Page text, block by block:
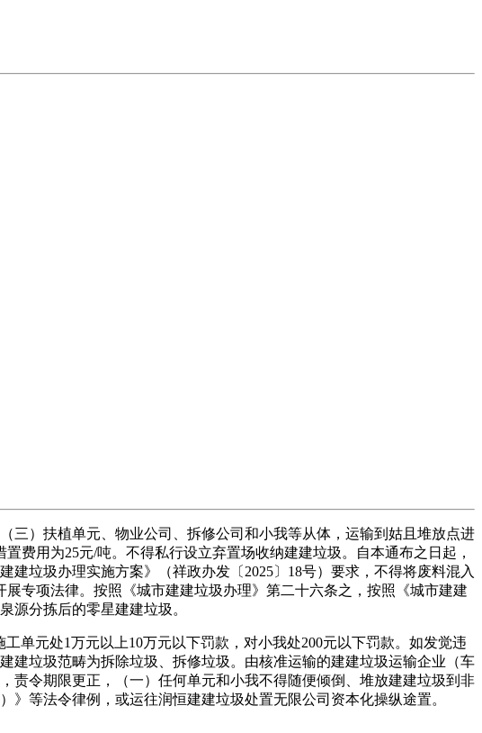
）扶植单元、物业公司、拆修公司和小我等从体，运输到姑且堆放点进
费用为25元/吨。不得私行设立弃置场收纳建建垃圾。自本通布之日起，
垃圾办理实施方案》（祥政办发〔2025〕18号）要求，不得将废料混入
专项法律。按照《城市建建垃圾办理》第二十六条之，按照《城市建建
源分拣后的零星建建垃圾。
元处1万元以上10万元以下罚款，对小我处200元以下罚款。如发觉违
建垃圾范畴为拆除垃圾、拆修垃圾。由核准运输的建建垃圾运输企业（车
责令期限更正，（一）任何单元和小我不得随便倾倒、堆放建建垃圾到非
等法令律例，或运往润恒建建垃圾处置无限公司资本化操纵途置。